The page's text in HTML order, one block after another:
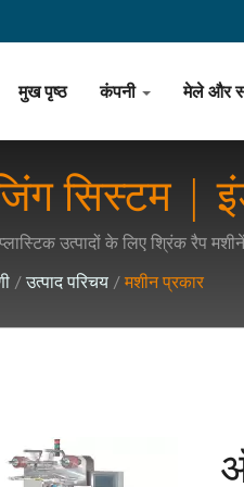
मुख पृष्ठ कंपनी मेले और
सिस्टम |
को क्रांति
उत्पादों के लिए श्रिंक रैप मशीनें
/ उत्पाद परिचय / मशीन प्रकार